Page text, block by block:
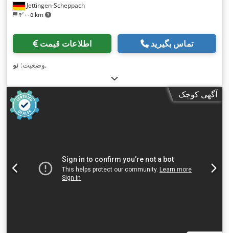
Jettingen-Scheppach
۴٬۰۰۵ km
اطلاعات قیمت تماس بگیرید
وضعیت: نو ,
آگهی کوچک